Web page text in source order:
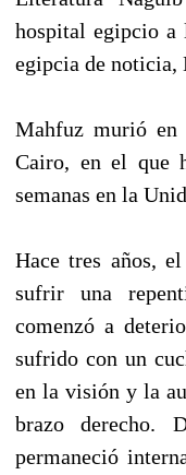
hospital egipcio a
egipcia de noticia,
Mahfuz murió
Cairo, en el que
semanas en la
Hace tres años,
sufrir una
comenzó a
sufrido con un
en la visión y la
brazo derecho.
permaneció